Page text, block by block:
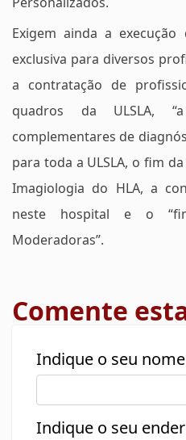
Exigem ainda a execução
exclusiva para diversos
a contratação de
quadros da ULSLA,
complementares de
para toda a ULSLA, o fim
Imagiologia do HLA, a
neste hospital e o
Moderadoras”.
Comente
Indique o seu
Indique o seu